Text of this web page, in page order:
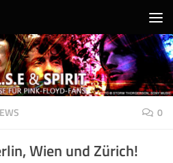
0
Wien und Zürich!